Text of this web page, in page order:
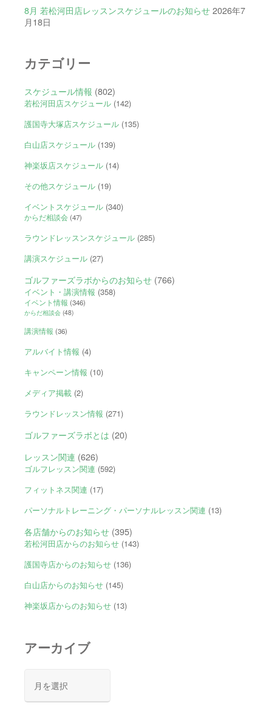
8月 若松河田店レッスンスケジュールのお知らせ 2026年7
月18日
カテゴリー
スケジュール情報 (802)
若松河田店スケジュール(142)
護国寺大塚店スケジュール(135)
白山店スケジュール(139)
神楽坂店スケジュール(14)
その他スケジュール(19)
イベントスケジュール(340)
からだ相談会(47)
ラウンドレッスンスケジュール(285)
講演スケジュール(27)
ゴルファーズラボからのお知らせ(766)
イベント・講演情報 (358)
イベント情報 (346)
からだ相談会(48)
講演情報 (36)
アルバイト情報 (4)
キャンペーン情報 (10)
メディア掲載(2)
ラウンドレッスン情報 (271)
ゴルファーズラボとは (20)
レッスン関連 (626)
ゴルフレッスン関連 (592)
フィットネス関連 (17)
パーソナルトレーニング・パーソナルレッスン関連 (13)
各店舗からのお知らせ(395)
若松河田店からのお知らせ(143)
護国寺店からのお知らせ(136)
白山店からのお知らせ(145)
神楽坂店からのお知らせ(13)
アーカイブ
カ